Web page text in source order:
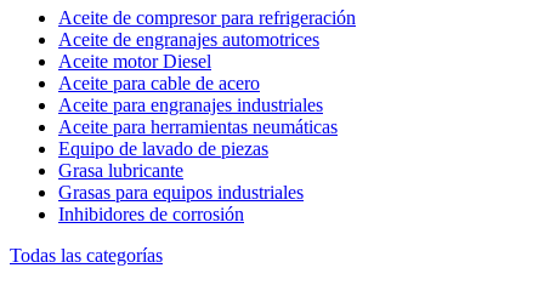
Aceite de compresor para refrigeración
Aceite de engranajes automotrices
Aceite motor Diesel
Aceite para cable de acero
Aceite para engranajes industriales
Aceite para herramientas neumáticas
Equipo de lavado de piezas
Grasa lubricante
Grasas para equipos industriales
Inhibidores de corrosión
Todas las categorías